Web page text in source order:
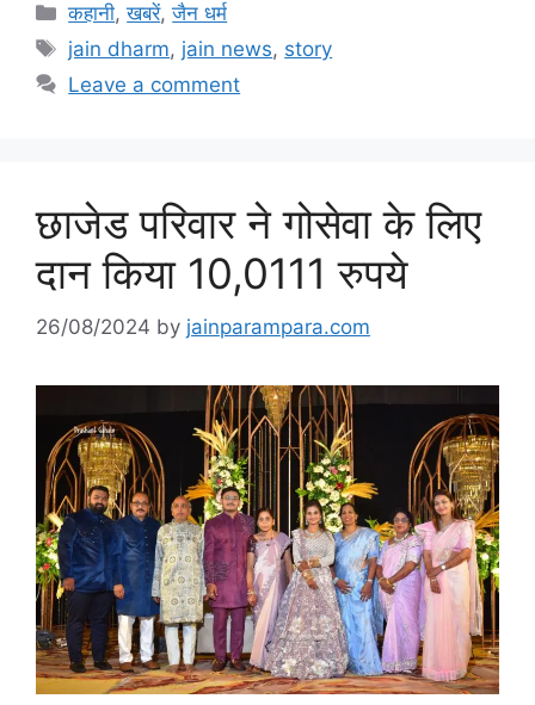
Categories
कहानी,खबरें,जैन धर्म
Tags
jain dharm, jain news, story
Leave a comment
छाजेड परिवार ने गोसेवा के लिए
दान किया 10,0111 रुपये
26/08/2024 by jainparampara.com